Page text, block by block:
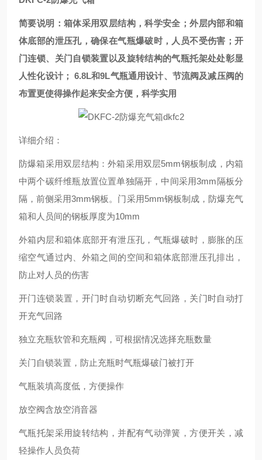
简要说明：箱体采用双层结构，科学安全；外层内部和箱
体底部的泄压孔，确保在气瓶爆破时，人员不受伤害；开
门连锁、关门自锁装置以及旋转结构的气瓶托架处处彰显
人性化设计； 6.8L和9L气瓶通用设计、节流阀及减压阀的
布置更使得操作起来安全方便，科学实用
详细介绍：
防爆箱采用双层结构：外箱采用双层5mm钢板制成，内箱
中两个碳纤维瓶放置位置单独隔开，中间采用3mm隔板分
隔，前侧采用3mm钢板。门采用5mm钢板制成，防爆充气
箱和人员间的钢板厚度为10mm
外箱内层和箱体底部开有泄压孔，气瓶爆破时，膨胀的压
缩空气通过内、外箱之间的空间和箱体底部泄压孔排出，
防止对人员的伤害
开门连锁装置，开门时自动切断充气回路，关门时自动打
开充气回路
独立充瓶软管和充瓶阀，可根据情况选择充瓶数量
关门自锁装置，防止充瓶时气瓶爆破门被打开
气瓶装填高度低，方便操作
放空阀含放空消音器
气瓶托架采用旋转结构，并配有气动弹簧，方便开关，减
轻操作人员负荷